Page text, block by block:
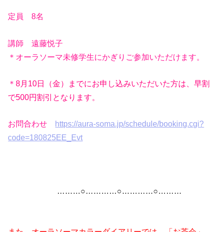
定員 8名
講師 遠藤悦子
＊オーラソーマ未修学生にかぎりご参加いただけます。
＊8月10日（金）までにお申し込みいただいた方は、早割
で500円割引となります。
お問合わせ https://aura-soma.jp/schedule/booking.cgi?
code=180825EE_Evt
………○…………○…………○………